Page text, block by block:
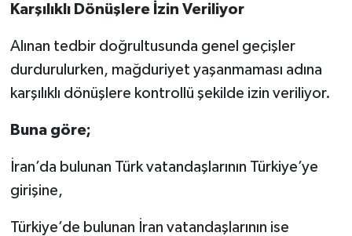
Karşılıklı Dönüşlere İzin Veriliyor
Alınan tedbir doğrultusunda genel geçişler
durdurulurken, mağduriyet yaşanmaması adına
karşılıklı dönüşlere kontrollü şekilde izin veriliyor.
Buna göre;
İran’da bulunan Türk vatandaşlarının Türkiye’ye
girişine,
Türkiye’de bulunan İran vatandaşlarının ise